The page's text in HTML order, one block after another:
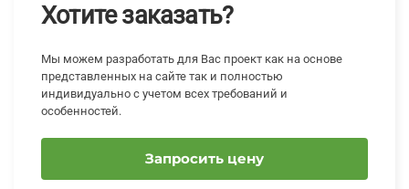
Хотите заказать?
Мы можем разработать для Вас проект как на основе
представленных на сайте так и полностью
индивидуально с учетом всех требований и
особенностей.
Запросить цену